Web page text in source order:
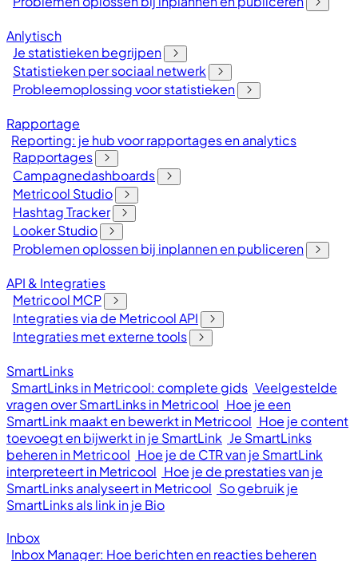
Anlytisch
Je statistieken begrijpen
Statistieken per sociaal netwerk
Probleemoplossing voor statistieken
Rapportage
Reporting: je hub voor rapportages en analytics
Rapportages
Campagnedashboards
Metricool Studio
Hashtag Tracker
Looker Studio
Problemen oplossen bij inplannen en publiceren
API & Integraties
Metricool MCP
Integraties via de Metricool API
Integraties met externe tools
SmartLinks
SmartLinks in Metricool: complete gids Veelgestelde
vragen over SmartLinks in Metricool Hoe je een
SmartLink maakt en bewerkt in Metricool Hoe je content
toevoegt en bijwerkt in je SmartLink Je SmartLinks
beheren in Metricool Hoe je de CTR van je SmartLink
interpreteert in Metricool Hoe je de prestaties van je
SmartLinks analyseert in Metricool So gebruik je
SmartLinks als link in je Bio
Inbox
Inbox Manager: Hoe berichten en reacties beheren